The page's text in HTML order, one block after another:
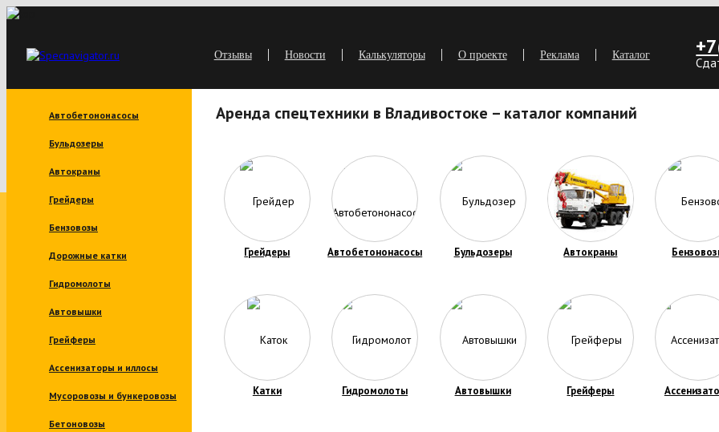
Отзывы Новости Калькуляторы О проекте Реклама Каталог
Автобетононасосы
Бульдозеры
Автокраны
Грейдеры
Бензовозы
Дорожные катки
Гидромолоты
Автовышки
Грейферы
Ассенизаторы и иллосы
Мусоровозы и бункеровозы
Бетоновозы
Аренда спецтехники в Владивостоке – каталог компаний
Грейдеры Автобетононасосы Бульдозеры Автокраны
Катки Гидромолоты Автовышки Грейферы